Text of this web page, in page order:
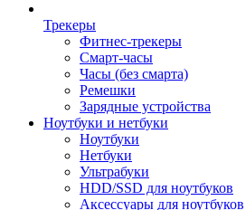
Трекеры
Фитнес-трекеры
Смарт-часы
Часы (без смарта)
Ремешки
Зарядные устройства
Ноутбуки и нетбуки
Ноутбуки
Нетбуки
Ультрабуки
HDD/SSD для ноутбуков
Аксессуары для ноутбуков